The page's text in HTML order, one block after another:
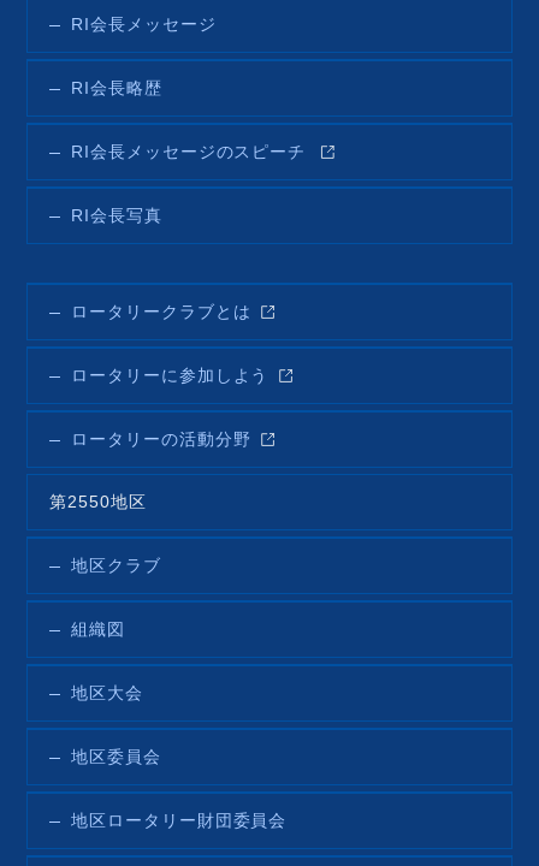
RI会長メッセージ
RI会長略歴
RI会長メッセージのスピーチ
RI会長写真
ロータリークラブとは
ロータリーに参加しよう
ロータリーの活動分野
第2550地区
地区クラブ
組織図
地区大会
地区委員会
地区ロータリー財団委員会